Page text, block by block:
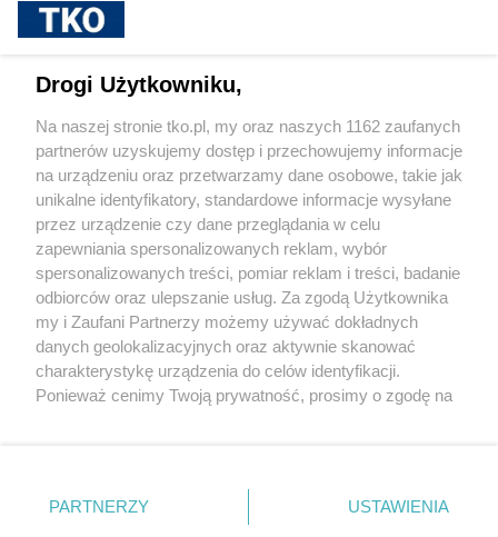
Jak rozpoznać, że soczewki kontaktowe są
Pokaż więcej
Reklama Tematy Archiwum artykułów
Drogi Użytkowniku,
Na naszej stronie tko.pl, my oraz naszych 1162 zaufanych
partnerów uzyskujemy dostęp i przechowujemy informacje
na urządzeniu oraz przetwarzamy dane osobowe, takie jak
unikalne identyfikatory, standardowe informacje wysyłane
przez urządzenie czy dane przeglądania w celu
zapewniania spersonalizowanych reklam, wybór
spersonalizowanych treści, pomiar reklam i treści, badanie
odbiorców oraz ulepszanie usług. Za zgodą Użytkownika
my i Zaufani Partnerzy możemy używać dokładnych
danych geolokalizacyjnych oraz aktywnie skanować
charakterystykę urządzenia do celów identyfikacji.
Ponieważ cenimy Twoją prywatność, prosimy o zgodę na
znajdujący się w lewym dolnym rogu strony
. Niektóre
rodzaje przetwarzania danych nie wymagają zgody
PARTNERZY USTAWIENIA